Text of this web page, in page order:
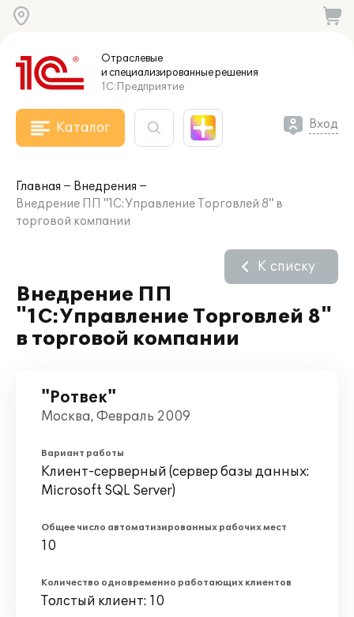
Отраслевые
и специализированныерешения
1С:Предприятие
Каталог Вход
Главная
Внедрения
Внедрение ПП "1С:Управление Торговлей 8" в
торговой компании
Внедрение ПП
"1С:Управление Торговлей 8"
в торговой компании
К списку
"Ротвек"
Москва, Февраль 2009
Вариант работы
Клиент-серверный (сервер базы данных:
Microsoft SQL Server)
Общее число автоматизированных рабочих мест
10
Количество одновременно работающих клиентов
Толстый клиент: 10